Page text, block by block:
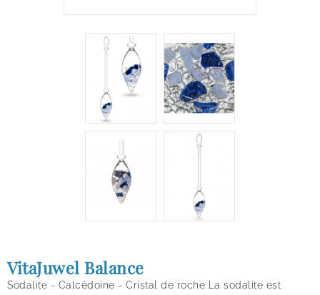
VitaJuwel Balance
Sodalite - Calcédoine - Cristal de roche La sodalite est